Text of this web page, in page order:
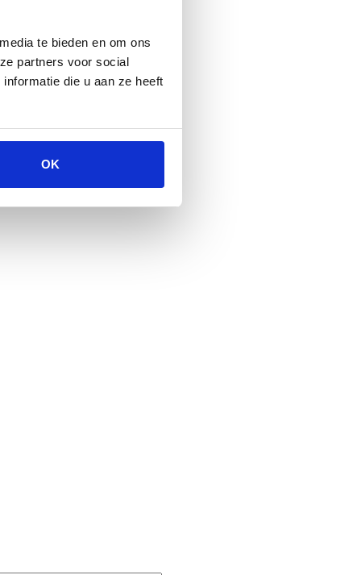
te bieden en om ons
partners voor social
die u aan ze heeft
OK